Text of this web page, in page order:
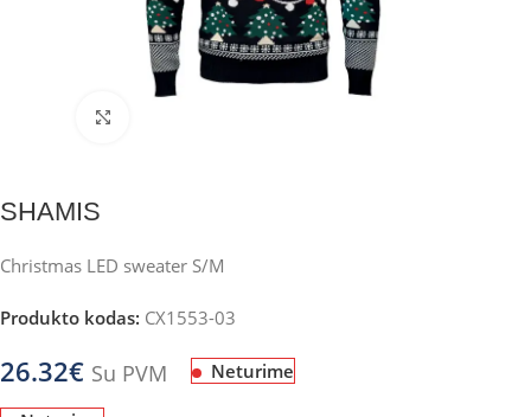
SHAMIS
Christmas LED sweater S/M
Produkto kodas: CX1553-03
26.32€ Su PVM Neturime